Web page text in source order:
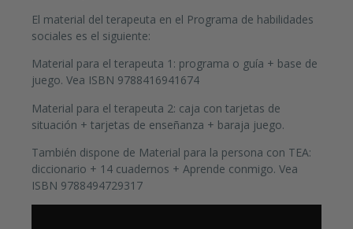
El material del terapeuta en el Programa de habilidades
sociales es el siguiente:
Material para el terapeuta 1: programa o guía + base de
juego. Vea ISBN 9788416941674
Material para el terapeuta 2: caja con tarjetas de
situación + tarjetas de enseñanza + baraja juego.
También dispone de Material para la persona con TEA:
diccionario + 14 cuadernos + Aprende conmigo. Vea
ISBN 9788494729317